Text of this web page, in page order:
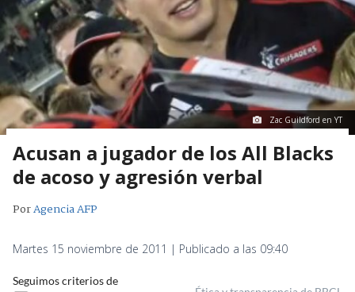
Zac Guildford en YT
Acusan a jugador de los All Blacks
de acoso y agresión verbal
PorAgencia AFP
Martes 15 noviembre de 2011 | Publicado a las 09:40
Seguimos criterios de